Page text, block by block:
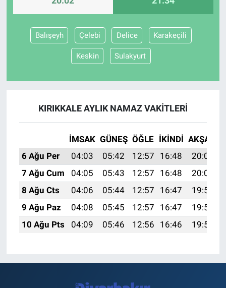
Balışeyh Çelebi Delice Karakeçili
Keskin Sulakyurt
KIRIKKALE AYLIK NAMAZ VAKITLERI
İMSAK GÜNEŞ ÖĞLE İKINDI AKŞAM
6 Ağu Per
04:03 05:42 12:57 16:48 20:02
7 Ağu Cum
04:05 05:43 12:57 16:48 20:01
8 Ağu Cts
04:06 05:44 12:57 16:47 19:59
9 Ağu Paz
04:08 05:45 12:57 16:47 19:58
10 Ağu Pts
04:09 05:46 12:56 16:46 19:57